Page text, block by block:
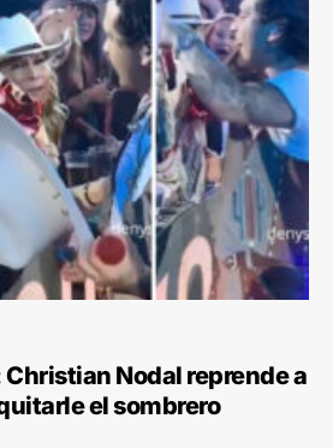
Christian Nodal reprende a
el sombrero